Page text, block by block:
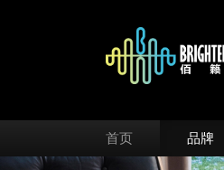
首页 品牌